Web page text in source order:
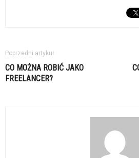
Poprzedni artykuł
CO MOŻNA ROBIĆ JAKO
FREELANCER?